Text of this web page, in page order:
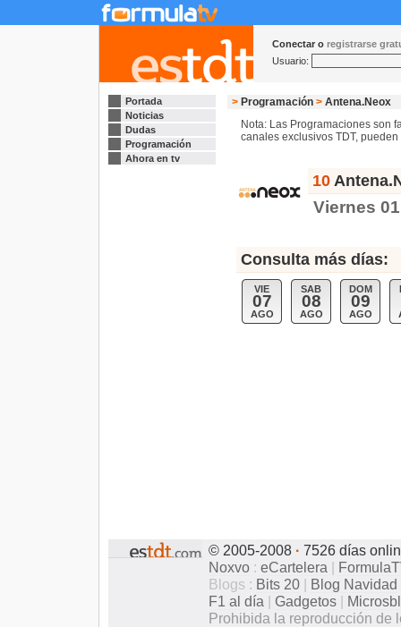
Conectar o registrarse
Usuario:
Portada
Noticias
Dudas
Programación
Ahora en tv
> Programación > Antena.Neox
Nota: Las Programaciones son
canales exclusivos TDT,
10
Viernes
Consulta más días:
VIE
07
AGO
SAB
08
AGO
DOM
09
AGO
© 2005-2008 · 7526 días
Noxvo : eCartelera |
Blogs : Bits 20 | Blog Navidad
F1 al día | Gadgetos |
Prohibida la reproducción de